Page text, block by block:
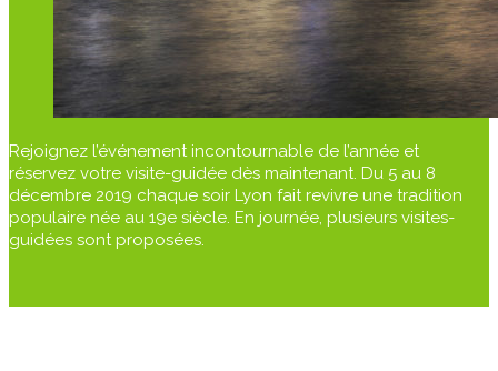
Rejoignez l’événement incontournable de l’année et
réservez votre visite-guidée dès maintenant. Du 5 au 8
décembre 2019 chaque soir Lyon fait revivre une tradition
populaire née au 19e siècle. En journée, plusieurs visites-
guidées sont proposées.